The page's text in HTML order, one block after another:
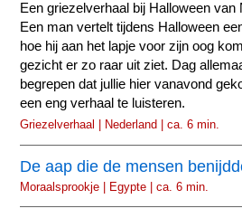
Een griezelverhaal bij Halloween van
Een man vertelt tijdens Halloween
hoe hij aan het lapje voor zijn oog
gezicht er zo raar uit ziet. Dag
begrepen dat jullie hier vanavond
een eng verhaal te luisteren.
Griezelverhaal | Nederland | ca. 6 min.
De aap die de mensen
Moraalsprookje | Egypte | ca. 6 min.